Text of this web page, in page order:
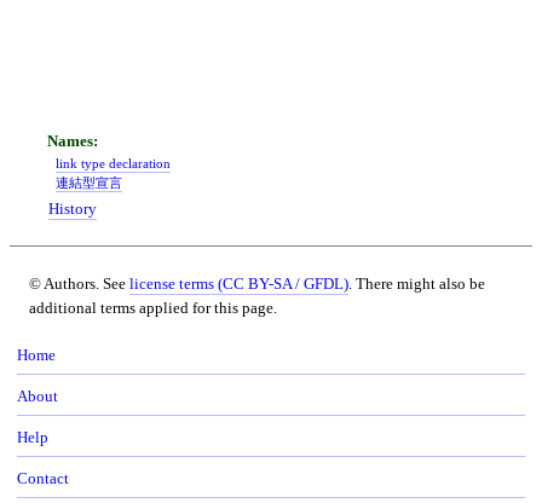
link type declaration
連結型宣言
History
© Authors. See license terms (CC BY-SA / GFDL) . There might also be
additional terms applied for this page.
Home
About
Help
Contact